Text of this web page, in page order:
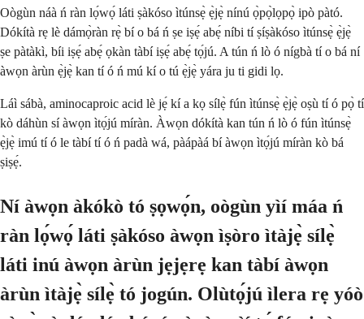
Oògùn náà ń ràn lọ́wọ́ láti ṣàkóso ìtúnsẹ̀ ẹ̀jẹ̀ nínú ọ̀pọ̀lọpọ̀ ipò pàtó.
Dókítà rẹ lè dámọ̀ràn rẹ̀ bí o bá ń ṣe iṣẹ́ abẹ́ níbi tí ṣíṣàkóso ìtúnsẹ̀ ẹ̀jẹ̀
ṣe pàtàkì, bíi iṣẹ́ abẹ́ ọkàn tàbí iṣẹ́ abẹ́ tọ́jú. A tún ń lò ó nígbà tí o bá ní
àwọn àrùn ẹ̀jẹ̀ kan tí ó ń mú kí o tú ẹ̀jẹ̀ yára ju ti gidi lọ.
Láì sábà, aminocaproic acid lè jẹ́ kí a kọ sílẹ̀ fún ìtúnsẹ̀ ẹ̀jẹ̀ oṣù tí ó pọ̀ tí
kò dáhùn sí àwọn ìtọ́jú míràn. Àwọn dókítà kan tún ń lò ó fún ìtúnsẹ̀
ẹ̀jẹ̀ imú tí ó le tàbí tí ó ń padà wá, pàápàá bí àwọn ìtọ́jú míràn kò bá
ṣiṣẹ́.
Ní àwọn àkókò tó ṣọwọ́n, oògùn yìí máa ń
ràn lọ́wọ́ láti ṣàkóso àwọn ìṣòro ìtàjẹ̀ sílẹ̀
láti inú àwọn àrùn jẹjẹrẹ kan tàbí àwọn
àrùn ìtàjẹ̀ sílẹ̀ tó jogún. Olùtọ́jú ìlera rẹ yóò